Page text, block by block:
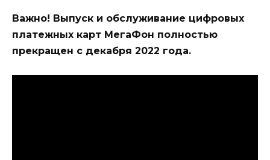
Важно! Выпуск и обслуживание цифровых
платежных карт МегаФон полностью
прекращен с декабря 2022 года.